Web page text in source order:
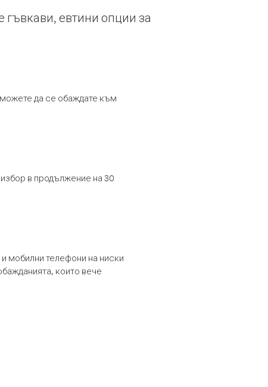
гъвкави, евтини опции за
да се обаждате към
в продължение на 30
мобилни телефони на ниски
които вече